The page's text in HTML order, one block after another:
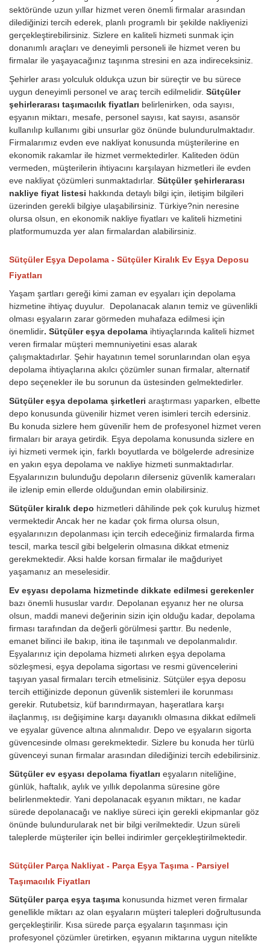
sektöründe uzun yıllar hizmet veren önemli firmalar arasından
dilediğinizi tercih ederek, planlı programlı bir şekilde nakliyenizi
gerçekleştirebilirsiniz. Sizlere en kaliteli hizmeti sunmak için
donanımlı araçları ve deneyimli personeli ile hizmet veren bu
firmalar ile yaşayacağınız taşınma stresini en aza indireceksiniz.
Şehirler arası yolculuk oldukça uzun bir süreçtir ve bu sürece
uygun deneyimli personel ve araç tercih edilmelidir. Sütçüler
şehirlerarası taşımacılık fiyatları belirlenirken, oda sayısı,
eşyanın miktarı, mesafe, personel sayısı, kat sayısı, asansör
kullanılıp kullanımı gibi unsurlar göz önünde bulundurulmaktadır.
Firmalarımız evden eve nakliyat konusunda müşterilerine en
ekonomik rakamlar ile hizmet vermektedirler. Kaliteden ödün
vermeden, müşterilerin ihtiyacını karşılayan hizmetleri ile evden
eve nakliyat çözümleri sunmaktadırlar. Sütçüler şehirlerarası
nakliye fiyat listesi hakkında detaylı bilgi için, iletişim bilgileri
üzerinden gerekli bilgiye ulaşabilirsiniz. Türkiye?nin neresine
olursa olsun, en ekonomik nakliye fiyatları ve kaliteli hizmetini
platformumuzda yer alan firmalardan alabilirsiniz.
Sütçüler Eşya Depolama - Sütçüler Kiralık Ev Eşya Deposu
Fiyatları
Yaşam şartları gereği kimi zaman ev eşyaları için depolama
hizmetine ihtiyaç duyulur. Depolanacak alanın temiz ve güvenlikli
olması eşyaların zarar görmeden muhafaza edilmesi için
önemlidir. Sütçüler eşya depolama ihtiyaçlarında kaliteli hizmet
veren firmalar müşteri memnuniyetini esas alarak
çalışmaktadırlar. Şehir hayatının temel sorunlarından olan eşya
depolama ihtiyaçlarına akılcı çözümler sunan firmalar, alternatif
depo seçenekler ile bu sorunun da üstesinden gelmektedirler.
Sütçüler eşya depolama şirketleri araştırması yaparken, elbette
depo konusunda güvenilir hizmet veren isimleri tercih edersiniz.
Bu konuda sizlere hem güvenilir hem de profesyonel hizmet veren
firmaları bir araya getirdik. Eşya depolama konusunda sizlere en
iyi hizmeti vermek için, farklı boyutlarda ve bölgelerde adresinize
en yakın eşya depolama ve nakliye hizmeti sunmaktadırlar.
Eşyalarınızın bulunduğu depoların dilerseniz güvenlik kameraları
ile izlenip emin ellerde olduğundan emin olabilirsiniz.
Sütçüler kiralık depo hizmetleri dâhilinde pek çok kuruluş hizmet
vermektedir Ancak her ne kadar çok firma olursa olsun,
eşyalarınızın depolanması için tercih edeceğiniz firmalarda firma
tescil, marka tescil gibi belgelerin olmasına dikkat etmeniz
gerekmektedir. Aksi halde korsan firmalar ile mağduriyet
yaşamanız an meselesidir.
Ev eşyası depolama hizmetinde dikkate edilmesi gerekenler
bazı önemli hususlar vardır. Depolanan eşyanız her ne olursa
olsun, maddi manevi değerinin sizin için olduğu kadar, depolama
firması tarafından da değerli görülmesi şarttır. Bu nedenle,
emanet bilinci ile bakıp, itina ile taşınmalı ve depolanmalıdır.
Eşyalarınız için depolama hizmeti alırken eşya depolama
sözleşmesi, eşya depolama sigortası ve resmi güvencelerini
taşıyan yasal firmaları tercih etmelisiniz. Sütçüler eşya deposu
tercih ettiğinizde deponun güvenlik sistemleri ile korunması
gerekir. Rutubetsiz, küf barındırmayan, haşeratlara karşı
ilaçlanmış, ısı değişimine karşı dayanıklı olmasına dikkat edilmeli
ve eşyalar güvence altına alınmalıdır. Depo ve eşyaların sigorta
güvencesinde olması gerekmektedir. Sizlere bu konuda her türlü
güvenceyi sunan firmalar arasından dilediğinizi tercih edebilirsiniz.
Sütçüler ev eşyası depolama fiyatları eşyaların niteliğine,
günlük, haftalık, aylık ve yıllık depolanma süresine göre
belirlenmektedir. Yani depolanacak eşyanın miktarı, ne kadar
sürede depolanacağı ve nakliye süreci için gerekli ekipmanlar göz
önünde bulundurularak net bir bilgi verilmektedir. Uzun süreli
taleplerde müşteriler için bellei indirimler gerçekleştirilmektedir.
Sütçüler Parça Nakliyat - Parça Eşya Taşıma - Parsiyel
Taşımacılık Fiyatları
Sütçüler parça eşya taşıma konusunda hizmet veren firmalar
genellikle miktarı az olan eşyaların müşteri talepleri doğrultusunda
gerçekleştirilir. Kısa sürede parça eşyaların taşınması için
profesyonel çözümler üretirken, eşyanın miktarına uygun nitelikte